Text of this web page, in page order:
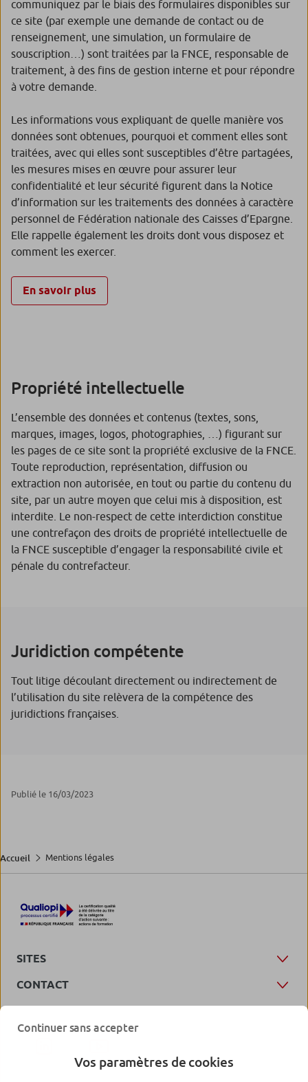
communiquez par le biais des formulaires disponibles sur
ce site (par exemple une demande de contact ou de
renseignement, une simulation, un formulaire de
souscription…) sont traitées par la FNCE, responsable de
traitement, à des fins de gestion interne et pour répondre
à votre demande.
Les informations vous expliquant de quelle manière vos
données sont obtenues, pourquoi et comment elles sont
traitées, avec qui elles sont susceptibles d’être partagées,
les mesures mises en œuvre pour assurer leur
confidentialité et leur sécurité figurent dans la Notice
d’information sur les traitements des données à caractère
personnel de Fédération nationale des Caisses d’Epargne.
Elle rappelle également les droits dont vous disposez et
comment les exercer.
En savoir plus
Propriété intellectuelle
L’ensemble des données et contenus (textes, sons,
marques, images, logos, photographies, …) figurant sur
les pages de ce site sont la propriété exclusive de la FNCE.
Toute reproduction, représentation, diffusion ou
extraction non autorisée, en tout ou partie du contenu du
site, par un autre moyen que celui mis à disposition, est
interdite. Le non-respect de cette interdiction constitue
une contrefaçon des droits de propriété intellectuelle de
la FNCE susceptible d’engager la responsabilité civile et
pénale du contrefacteur.
Juridiction compétente
Tout litige découlant directement ou indirectement de
l’utilisation du site relèvera de la compétence des
juridictions françaises.
Publié le 16/03/2023
Accueil Mentions légales
SITES
CONTACT
Continuer sans accepter
Vos paramètres de cookies